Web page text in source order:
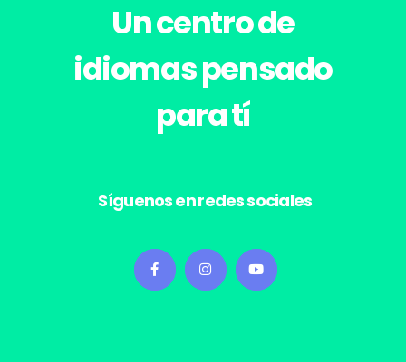
Un centro de
idiomas pensado
para tí
Síguenos en redes sociales